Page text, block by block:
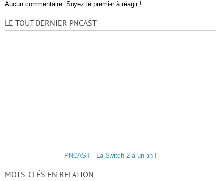
Aucun commentaire. Soyez le premier à réagir !
LE TOUT DERNIER PNCAST
PNCAST - La Switch 2 a un an !
MOTS-CLÉS EN RELATION